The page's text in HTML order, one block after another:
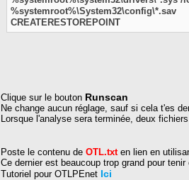
%systemroot%\System32\config\*.sav
CREATERESTOREPOINT
Clique sur le bouton Runscan
Ne change aucun réglage, sauf si cela t'es
Lorsque l'analyse sera terminée, deux
Poste le contenu deOTL.txt en lien en
Ce dernier est beaucoup trop grand pour
Tutoriel pour OTLPEnet Ici